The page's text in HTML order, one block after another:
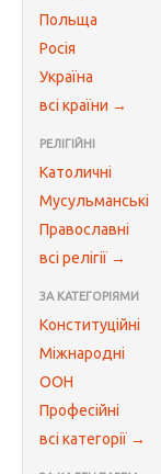
Польща
Росія
Україна
всі країни →
РЕЛІГІЙНІ
Католичні
Мусульманські
Православні
всі релігії →
ЗА КАТЕГОРІЯМИ
Конституційні
Міжнародні
ООН
Професійні
всі категорії →